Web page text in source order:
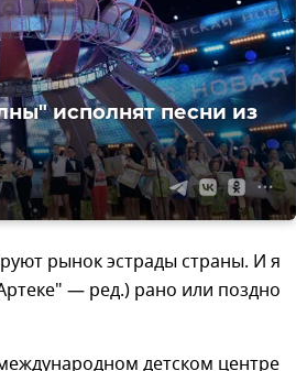
исполнят песни из
рынок эстрады страны. И я
— ред.) рано или поздно
детском центре